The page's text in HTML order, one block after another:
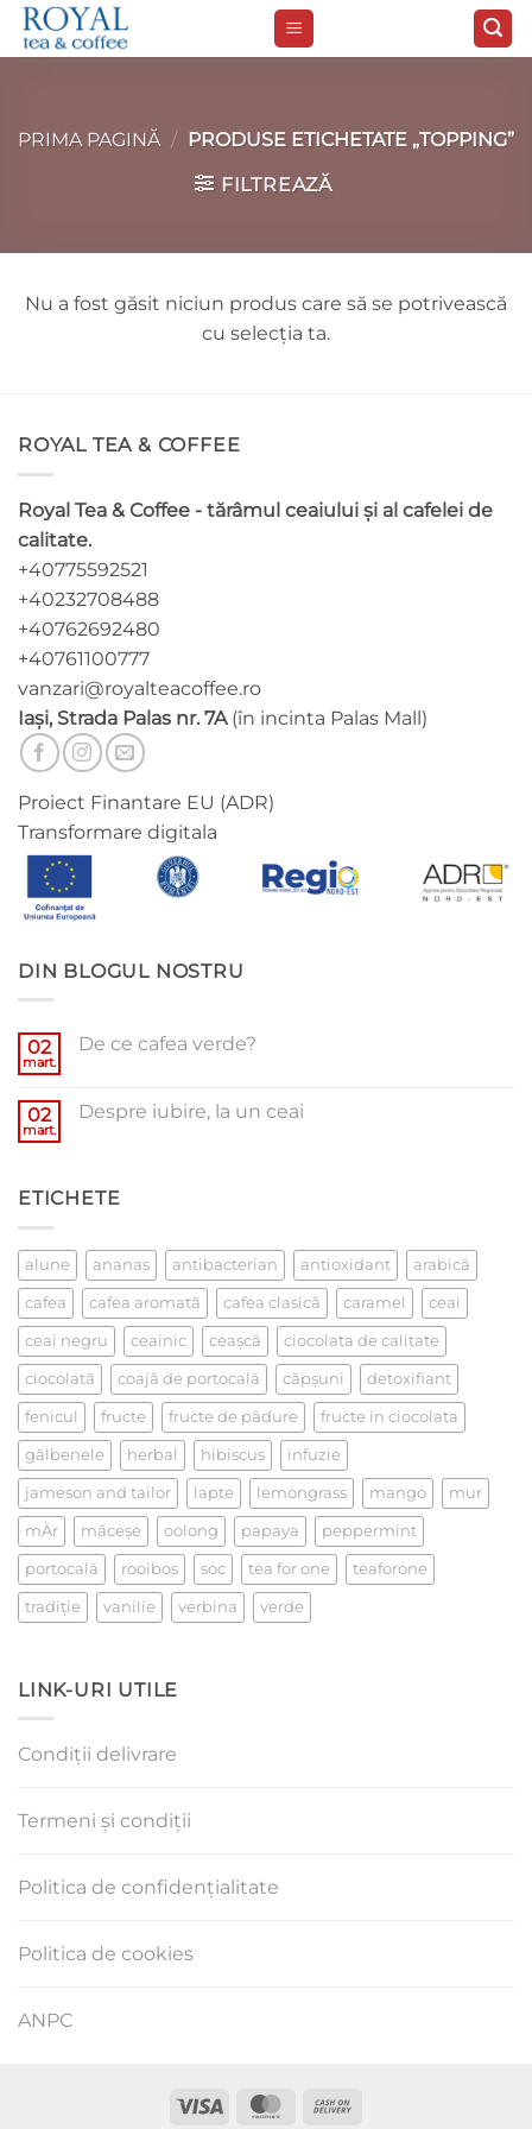
Skip
PRIMA PAGINĂ / PRODUSE ETICHETATE „TOPPING”
FILTREAZĂ
Nu a fost găsit niciun produs care să se potrivească
cu selecția ta.
ROYAL TEA & COFFEE
Royal Tea & Coffee - tărâmul ceaiului și al cafelei de
calitate.
+40775592521
+40232708488
+40762692480
+40761100777
vanzari@royalteacoffee.ro
Iași, Strada Palas nr. 7A(în incinta Palas Mall)
Proiect Finantare EU (ADR)
Transformare digitala
DIN BLOGUL NOSTRU
02
mart.
De ce cafea verde?
De
02
mart.
Despre iubire, la un ceai
iubire,
ETICHETE
alune ananas antibacterian antioxidant arabică
cafea cafea aromată cafea clasică caramel ceai
ceai negru ceainic ceaşcă ciocolata de calitate
ciocolată coajă de portocală căpşuni detoxifiant
fenicul fructe fructe de pădure fructe in ciocolata
gălbenele herbal hibiscus infuzie
jameson and tailor lapte lemongrass mango mur
mÄr măceşe oolong papaya peppermint
portocală rooibos soc tea for one teaforone
tradiţie vanilie verbina verde
LINK-URI UTILE
Condiții delivrare
Termeni și condiții
Politica de confidențialitate
Politica de cookies
ANPC
Visa MasterCard